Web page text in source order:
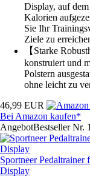
Display, auf
Kalorien
Sie Ihr
Ziele zu
【Starke
konstruiert und
Polstern
ohne leicht zu
46,99 EUR
Bei Amazon kaufen*
AngebotBestseller Nr.
Sportneer
Display